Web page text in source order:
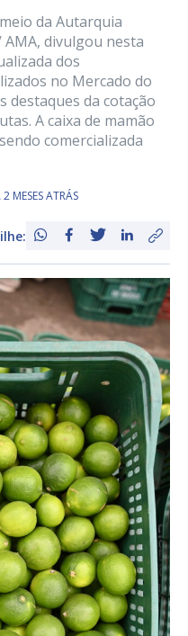
da Autarquia
divulgou nesta
dos
no Mercado do
destaques da cotação
A caixa de mamão
comercializada
MESES ATRÁS